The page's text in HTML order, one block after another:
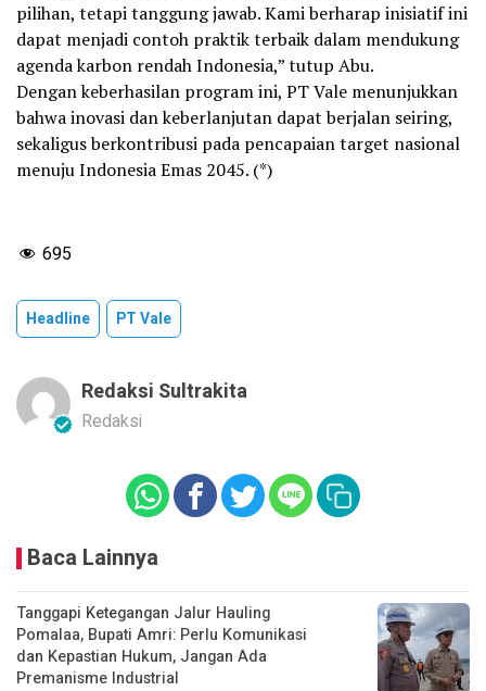
pilihan, tetapi tanggung jawab. Kami berharap inisiatif ini
dapat menjadi contoh praktik terbaik dalam mendukung
agenda karbon rendah Indonesia,” tutup Abu.
Dengan keberhasilan program ini, PT Vale menunjukkan
bahwa inovasi dan keberlanjutan dapat berjalan seiring,
sekaligus berkontribusi pada pencapaian target nasional
menuju Indonesia Emas 2045. (*)
695
Headline PT Vale
Redaksi Sultrakita
Redaksi
Baca Lainnya
Tanggapi Ketegangan Jalur Hauling
Pomalaa, Bupati Amri: Perlu Komunikasi
dan Kepastian Hukum, Jangan Ada
Premanisme Industrial